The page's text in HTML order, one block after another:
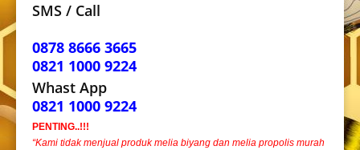
SMS / Call
0878 8666 3665
0821 1000 9224
Whast App
0821 1000 9224
PENTING..!!!
“Kami tidak menjual produk melia biyang dan melia propolis murah